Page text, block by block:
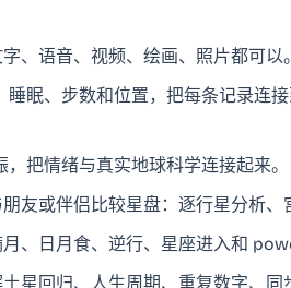
、语音、视频、绘画、照片都可以。
睡眠、步数和位置，把每条记录连
把情绪与真实地球科学连接起来。
友或伴侣比较星盘：逐行星分析、
月、日月食、逆行、星座进入和
土星回归、人生周期、重复数字、